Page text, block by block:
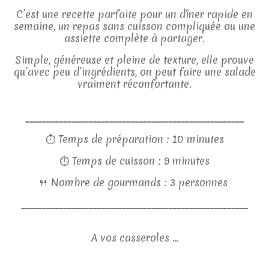
C’est une recette parfaite pour un dîner rapide en
semaine, un repas sans cuisson compliquée ou une
assiette complète à partager.
Simple, généreuse et pleine de texture, elle prouve
qu’avec peu d’ingrédients, on peut faire une salade
vraiment réconfortante.
⏱ Temps de préparation : 10 minutes
⏱ Temps de cuisson : 9 minutes
🍴 Nombre de gourmands : 3 personnes
A vos casseroles ...